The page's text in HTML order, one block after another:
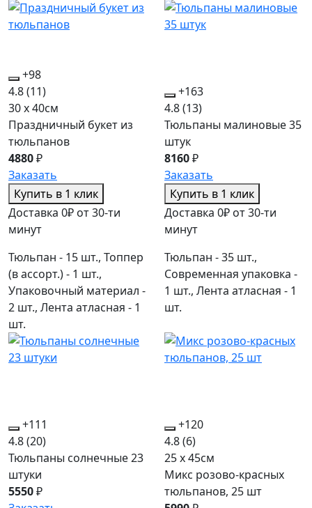
+98
4.8(11)
30 x 40см
Праздничный букет из
тюльпанов
4880₽
Заказать
Купить в 1 клик
Доставка 0₽ от 30-ти
минут
Тюльпан - 15 шт., Топпер
(в ассорт.) - 1 шт.,
Упаковочный материал -
2 шт., Лента атласная - 1
шт.
+163
4.8(13)
Тюльпаны малиновые 35
штук
8160₽
Заказать
Купить в 1 клик
Доставка 0₽ от 30-ти
минут
Тюльпан - 35 шт.,
Современная упаковка -
1 шт., Лента атласная - 1
шт.
+111
4.8(20)
Тюльпаны солнечные 23
штуки
5550₽
+120
4.8(6)
25 x 45см
Микс розово-красных
тюльпанов, 25 шт